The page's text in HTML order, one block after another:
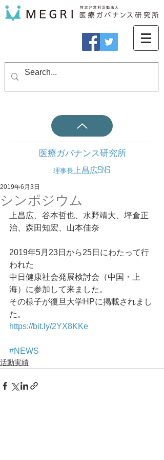
医療ガバナンス研究所
理事長 上昌広SNS
シンポジウム
2019年6月3日
上昌広、谷本哲也、水野靖大、坪倉正
治、森田知宏、山本佳奈
2019年5月23日から25日にわたって行
われた
中日健康社会発展検討会（中国・上
海）に参加して来ました。
その様子が復旦大学HPに掲載されまし
た。
https://bit.ly/2YX8KKe
#NEWS
活動実績